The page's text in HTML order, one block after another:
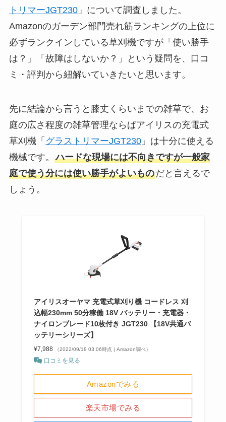
トリマーJGT230」について調査しました。
Amazonのガーデン部門売れ筋ランキングの上位に
必ずランクインしている草刈機ですが「使い勝手
は？」「故障はしないか？」という疑問を、口コ
ミ・評判から紐解いていきたいと思います。
先に結論から言うと膝丈くらいまでの雑草で、お
庭の広さ程度の雑草管理ならばアイリスの充電式
草刈機「 グラストリマーJGT230」は十分に使える
機械です。 ハードな現場には不向きですが一般家
庭で使う分には使い勝手がよいものだと言えるで
しょう。
アイリスオーヤマ 充電式草刈り機 コードレス 刈
込幅230mm 50分稼働 18V バッテリー・充電器・
ナイロンブレード10枚付き JGT230 【18V共通バ
ッテリーシリーズ】
¥7,988 （2022/09/18 03:06時点 | Amazon調べ）
口コミを見る
Amazonでみる
楽天市場でみる